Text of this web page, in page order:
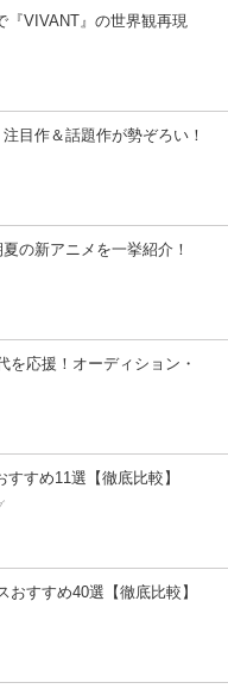
『VIVANT』の世界観再現
目作＆話題作が勢ぞろい！
の新アニメを一挙紹介！
を応援！オーディション・
すめ11選【徹底比較】
おすすめ40選【徹底比較】